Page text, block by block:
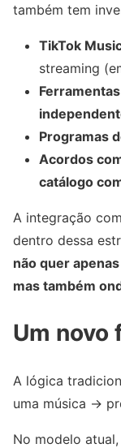
também tem
TikTok
streaming
Programas
Acordos
catálogo
A integração
dentro dessa
não quer
mas também
Um novo
A lógica
uma música →
No modelo